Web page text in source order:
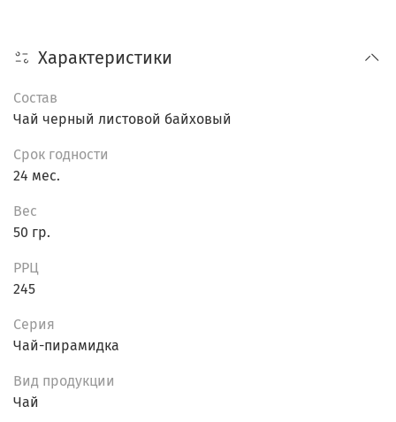
Характеристики
Состав
Чай черный листовой байховый
Срок годности
24 мес.
Вес
50 гр.
РРЦ
245
Серия
Чай-пирамидка
Вид продукции
Чай